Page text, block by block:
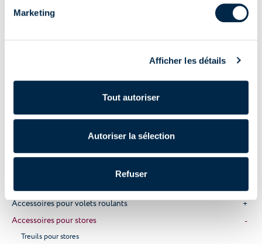
Marketing
Afficher les détails
Tout autoriser
Autoriser la sélection
Refuser
Électronique
Domotique
Appareils domotiques
Accessoires domotiques
Accessoires pour stores vénitiens
Accessoires pour volets roulants
Accessoires pour stores
Treuils pour stores